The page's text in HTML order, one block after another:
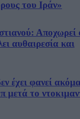
του Ιράν»
Αποχωρεί
αυθαιρεσία και
έχει φανεί
μετά το